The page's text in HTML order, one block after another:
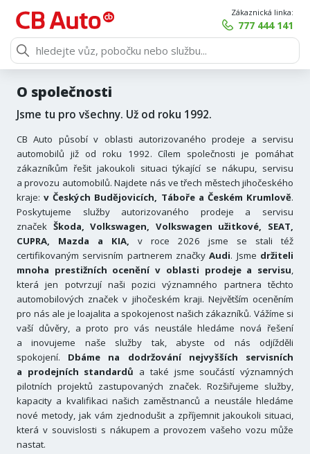
Zákaznická linka:
777 444 141
O společnosti
Jsme tu pro všechny. Už od roku 1992.
CB Auto působí v oblasti autorizovaného prodeje a servisu
automobilů již od roku 1992. Cílem společnosti je pomáhat
zákazníkům řešit jakoukoli situaci týkající se nákupu, servisu
a provozu automobilů. Najdete nás ve třech městech jihočeského
kraje:v Českých Budějovicích, Táboře a Českém Krumlově.
Poskytujeme služby autorizovaného prodeje a servisu
značek Škoda, Volkswagen, Volkswagen užitkové, SEAT,
CUPRA, Mazda a KIA, v roce 2026 jsme se stali též
certifikovaným servisním partnerem značkyAudi. Jsme držiteli
mnoha prestižních ocenění v oblasti prodeje a servisu
která jen potvrzují naši pozici významného partnera těchto
automobilových značek v jihočeském kraji. Největším oceněním
pro nás ale je loajalita a spokojenost našich zákazníků. Vážíme si
vaší důvěry, a proto pro vás neustále hledáme nová řešení
a inovujeme naše služby tak, abyste od nás odjížděli
spokojení. Dbáme na dodržování nejvyšších servisních
a prodejních standardů a také jsme součástí významných
pilotních projektů zastupovaných značek. Rozšiřujeme služby,
kapacity a kvalifikaci našich zaměstnanců a neustále hledáme
nové metody, jak vám zjednodušit a zpříjemnit jakoukoli situaci,
která v souvislosti s nákupem a provozem vašeho vozu může
nastat.